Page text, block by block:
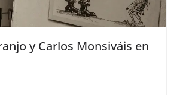
y Carlos Monsiváis en